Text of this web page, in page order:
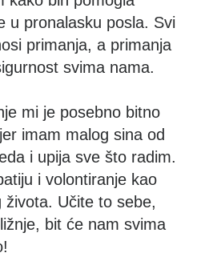
u pronalasku posla. Svi
primanja, a primanja
svima nama.
mi je posebno bitno
imam malog sina od
i upija sve što radim.
i volontiranje kao
života. Učite to sebe,
bit će nam svima